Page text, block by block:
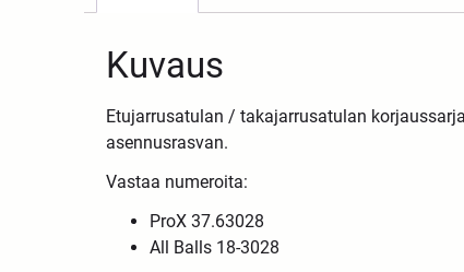
Kuvaus
Etujarrusatulan / takajarrusatulan
asennusrasvan.
Vastaa numeroita:
ProX 37.63028
All Balls 18-3028